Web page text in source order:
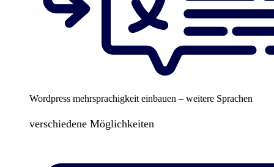
Wordpress mehrsprachigkeit einbauen – weitere Sprachen
verschiedene Möglichkeiten